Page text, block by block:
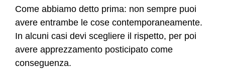
Come abbiamo detto prima: non sempre puoi
avere entrambe le cose contemporaneamente.
In alcuni casi devi scegliere il rispetto, per poi
avere apprezzamento posticipato come
conseguenza.